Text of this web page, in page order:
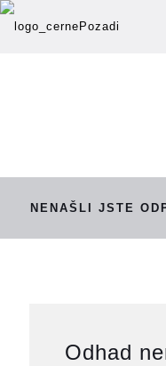
NENAŠLI JSTE
Odhad